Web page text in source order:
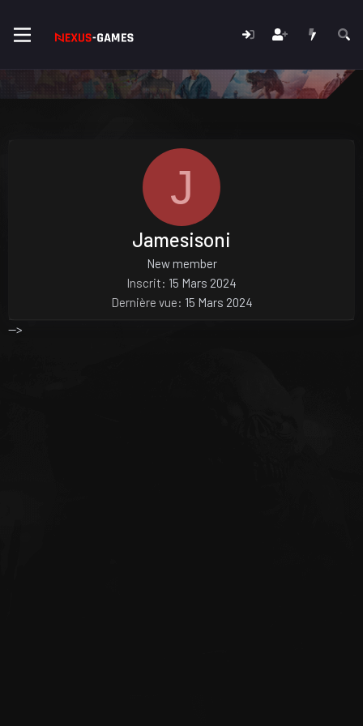
J
Jamesisoni
New member
Inscrit
15 Mars 2024
Dernière vue
15 Mars 2024
-->